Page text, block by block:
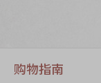
购物指南